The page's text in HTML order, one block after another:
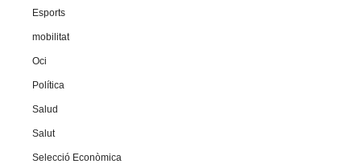
Esports
mobilitat
Oci
Política
Salud
Salut
Selecció Econòmica